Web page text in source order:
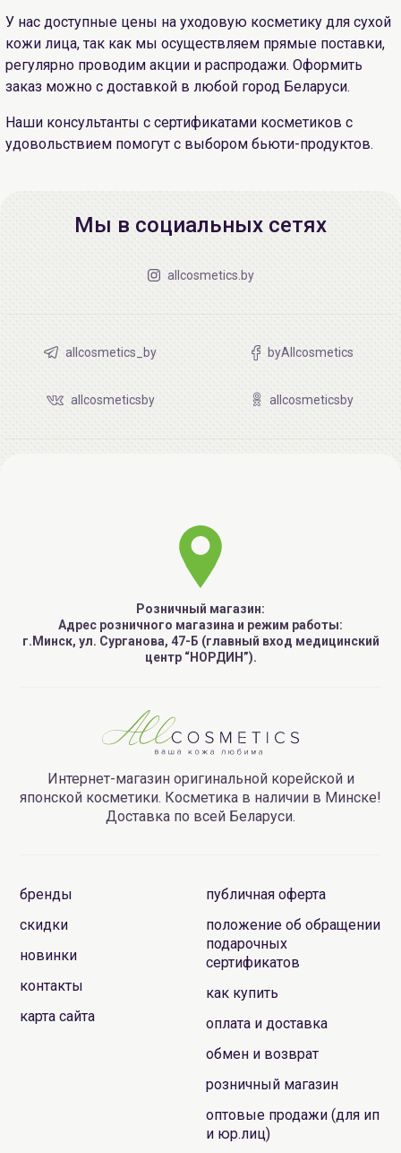
У нас доступные цены на уходовую косметику для сухой
кожи лица, так как мы осуществляем прямые поставки,
регулярно проводим акции и распродажи. Оформить
заказ можно с доставкой в любой город Беларуси.
Наши консультанты с сертификатами косметиков с
удовольствием помогут с выбором бьюти-продуктов.
Мы в социальных сетях
allcosmetics.by
allcosmetics_by byAllcosmetics
allcosmeticsby allcosmeticsby
Розничный магазин:
Адрес розничного магазина и режим работы:
г.Минск, ул. Сурганова, 47-Б (главный вход медицинский
центр “НОРДИН”).
Интернет-магазин оригинальной корейской и
японской косметики. Косметика в наличии в Минске!
Доставка по всей Беларуси.
бренды
скидки
новинки
контакты
карта сайта
публичная оферта
положение об обращении
подарочных
сертификатов
как купить
оплата и доставка
обмен и возврат
розничный магазин
оптовые продажи (для ип
и юр.лиц)